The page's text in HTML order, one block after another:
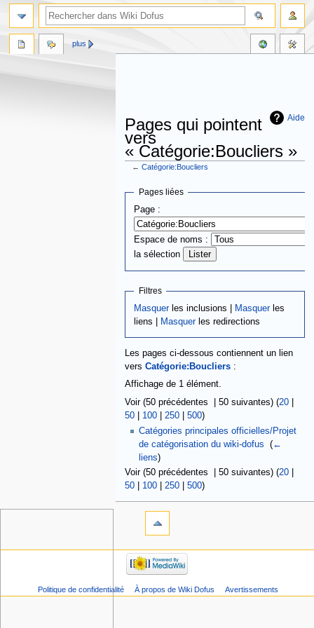
Aide
Pages qui pointent
vers
« Catégorie:Boucliers »
←Catégorie:Boucliers
Aller
navigation
Aller
recherche
Pages liées
Page :
Espace de noms :
la sélection
Filtres
Masquerles inclusions | Masquerles
liens |
Masquerles redirections
Les pages ci-dessous contiennent un lien
vers Catégorie:Boucliers:
Affichage de 1 élément.
Voir (50 précédentes | 50 suivantes) (20|
50| 100| 250| 500)
Catégories principales officielles/Projet
de catégorisation du wiki-dofus ‎(←
liens)
Voir (50 précédentes | 50 suivantes) (20|
50| 100| 250| 500)
plus
Politique de confidentialité À propos de Wiki Dofus Avertissements